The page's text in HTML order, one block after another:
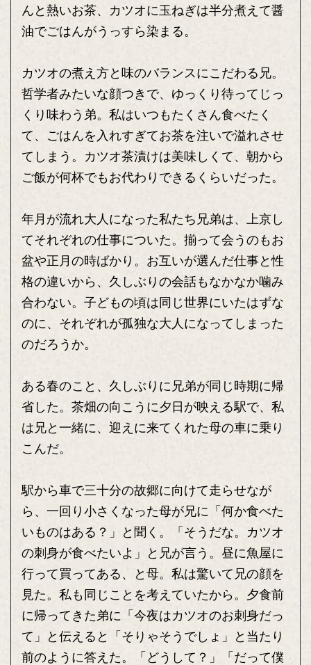
んと熱いお茶、カツオに玉ねぎは半分煮えて醤
油でごはんがうっすら染まる。
カツオの煮え方と味のバランスにこだわる兄。
哲学者みたいな顔つきで、ゆっくり待ってじっ
くり味わう弟。私はいつもたくさん食べたく
て、ごはんを入れすぎてお茶を注いで溢れさせ
てしまう。カツオ茶漬けは美味しくて、朝から
ご飯が何杯でもお代わりできるくらいだった。
年月が流れ大人になった私たち兄弟は、上京し
てそれぞれの仕事についた。揃って会うのもお
盆や正月の時ばかり。お互いが選んだ仕事と性
格の違いから、久しぶりの会話もなかなか噛み
合わない。子どもの頃は同じ世界にいたはずな
のに、それぞれが孤独な大人になってしまった
のだろうか。
ある春のこと、久しぶりに兄弟が同じ時期に帰
省した。茶畑の向こうに夕日が映える駅で、私
は兄と一緒に、迎えに来てくれた母の車に乗り
こんだ。
駅から車で三十分の故郷に向けて走らせなが
ら、一回り小さくなった母が兄に「何か食べた
いものはある？」と聞く。「そうだな。カツオ
の刺身が食べたいよ」と兄が言う。昼に魚屋に
行って買ってある、と母。私は驚いて兄の顔を
見た。私も同じことを考えていたから。夕食前
に帰ってきた弟に「今夜はカツオのお刺身だっ
て」と伝えると「そりゃそうでしょ」と当たり
前のように答えた。「どうして？」「だって僕